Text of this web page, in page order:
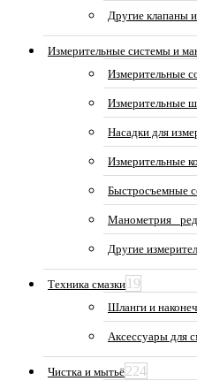
Другие клапаны
Измерительные системы и
Измерительные
Измерительные
Насадки для
Измерительные
Быстросъемные
Манометрия_
Другие
Техника смазки 19
Шланги и
Аксессуары для
Чистка и мытьё224